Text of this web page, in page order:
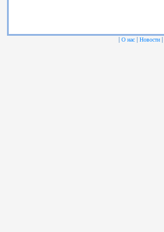
| О нас | Новости |